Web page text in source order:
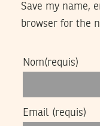
Save my name,
browser for the
Nom(requis)
Email (requis)